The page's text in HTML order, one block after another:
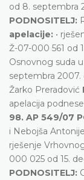
od 8. septembra
PODNOSITELJ:
apelacije: •
Ž-07-000 561 od
Osnovnog suda
septembra 2007.
Žarko Preradović
apelacija
98. AP 549/07
i Nebojša
rješenje
000 025 od 15.
PODNOSITELJ: